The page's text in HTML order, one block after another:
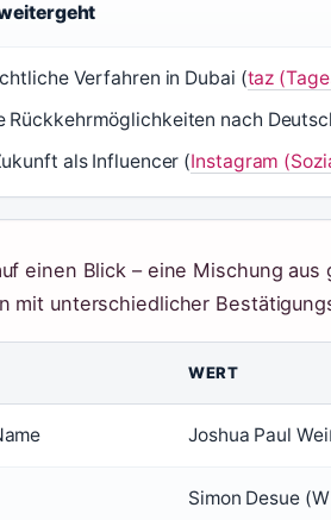
Verfahren in Dubai (taz
Rückkehrmöglichkeiten nach
als Influencer (Instagram
einen Blick – eine Mischung
mit unterschiedlicher
WERT
Joshua Paul
Simon Desue